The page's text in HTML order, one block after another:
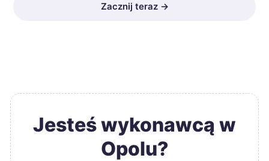
Zacznij teraz →
Jesteś wykonawcą w
Opolu?